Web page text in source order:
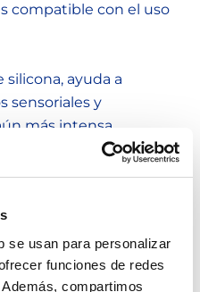
se usan para personalizar
funciones de redes
compartimos
compatible con el uso
ayuda a
sensoriales y
más intensa.
Sin azúcar,